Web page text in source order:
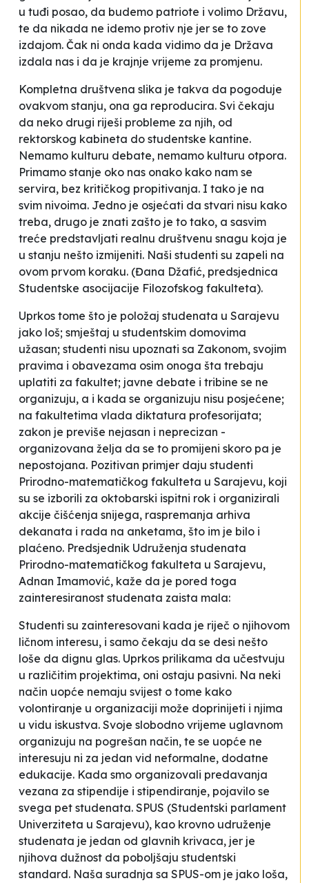
u tuđi posao, da budemo patriote i volimo Državu,
te da nikada ne idemo protiv nje jer se to zove
izdajom. Čak ni onda kada vidimo da je Država
izdala nas i da je krajnje vrijeme za promjenu.
Kompletna društvena slika je takva da pogoduje
ovakvom stanju, ona ga reproducira. Svi čekaju
da neko drugi riješi probleme za njih, od
rektorskog kabineta do studentske kantine.
Nemamo kulturu debate, nemamo kulturu otpora.
Primamo stanje oko nas onako kako nam se
servira, bez kritičkog propitivanja. I tako je na
svim nivoima. Jedno je osjećati da stvari nisu kako
treba, drugo je znati zašto je to tako, a sasvim
treće predstavljati realnu društvenu snagu koja je
u stanju nešto izmijeniti. Naši studenti su zapeli na
ovom prvom koraku. (Đana Džafić, predsjednica
Studentske asocijacije Filozofskog fakulteta).
Uprkos tome što je položaj studenata u Sarajevu
jako loš; smještaj u studentskim domovima
užasan; studenti nisu upoznati sa Zakonom, svojim
pravima i obavezama osim onoga šta trebaju
uplatiti za fakultet; javne debate i tribine se ne
organizuju, a i kada se organizuju nisu posjećene;
na fakultetima vlada diktatura profesorijata;
zakon je previše nejasan i neprecizan -
organizovana želja da se to promijeni skoro pa je
nepostojana. Pozitivan primjer daju studenti
Prirodno-matematičkog fakulteta u Sarajevu, koji
su se izborili za oktobarski ispitni rok i organizirali
akcije čišćenja snijega, raspremanja arhiva
dekanata i rada na anketama, što im je bilo i
plaćeno. Predsjednik Udruženja studenata
Prirodno-matematičkog fakulteta u Sarajevu,
Adnan Imamović, kaže da je pored toga
zainteresiranost studenata zaista mala:
Studenti su zainteresovani kada je riječ o njihovom
ličnom interesu, i samo čekaju da se desi nešto
loše da dignu glas. Uprkos prilikama da učestvuju
u različitim projektima, oni ostaju pasivni. Na neki
način uopće nemaju svijest o tome kako
volontiranje u organizaciji može doprinijeti i njima
u vidu iskustva. Svoje slobodno vrijeme uglavnom
organizuju na pogrešan način, te se uopće ne
interesuju ni za jedan vid neformalne, dodatne
edukacije. Kada smo organizovali predavanja
vezana za stipendije i stipendiranje, pojavilo se
svega pet studenata. SPUS (Studentski parlament
Univerziteta u Sarajevu), kao krovno udruženje
studenata je jedan od glavnih krivaca, jer je
njihova dužnost da poboljšaju studentski
standard. Naša suradnja sa SPUS-om je jako loša,